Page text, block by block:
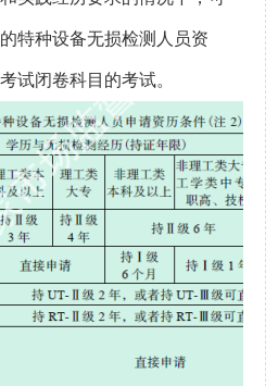
特种设备无损检测人员资
试闭卷科目的考试。